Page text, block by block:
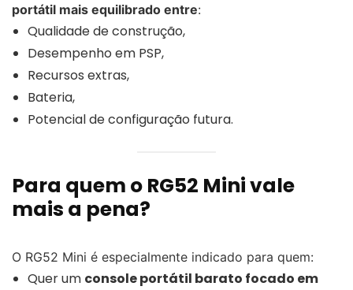
portátil mais equilibrado entre:
Qualidade de construção,
Desempenho em PSP,
Recursos extras,
Bateria,
Potencial de configuração futura.
Para quem o RG52 Mini vale
mais a pena?
O RG52 Mini é especialmente indicado para quem:
Quer um console portátil barato focado em